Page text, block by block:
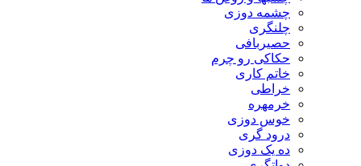
چشمه دوزی
چلنگری
حصیربافی
حکاکی رو چرم
خاتم کاری
خراطی
خرمهره
خوس دوزی
درود گری
ده یک دوزی